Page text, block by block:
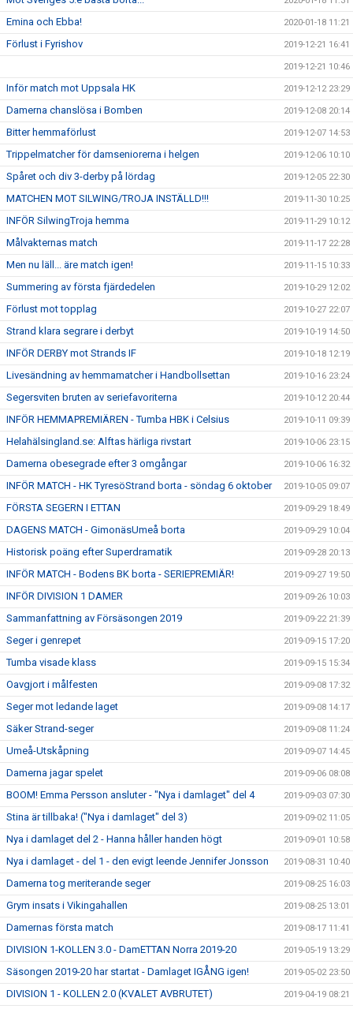
Emina och Ebba! 2020-01-18 11:21
Förlust i Fyrishov 2019-12-21 16:41
2019-12-21 10:46
Inför match mot Uppsala HK 2019-12-12 23:29
Damerna chanslösa i Bomben 2019-12-08 20:14
Bitter hemmaförlust 2019-12-07 14:53
Trippelmatcher för damseniorerna i helgen 2019-12-06 10:10
Spåret och div 3-derby på lördag 2019-12-05 22:30
MATCHEN MOT SILWING/TROJA INSTÄLLD!!! 2019-11-30 10:25
INFÖR SilwingTroja hemma 2019-11-29 10:12
Målvakternas match 2019-11-17 22:28
Men nu läll... äre match igen! 2019-11-15 10:33
Summering av första fjärdedelen 2019-10-29 12:02
Förlust mot topplag 2019-10-27 22:07
Strand klara segrare i derbyt 2019-10-19 14:50
INFÖR DERBY mot Strands IF 2019-10-18 12:19
Livesändning av hemmamatcher i Handbollsettan 2019-10-16 23:24
Segersviten bruten av seriefavoriterna 2019-10-12 20:44
INFÖR HEMMAPREMIÄREN - Tumba HBK i Celsius 2019-10-11 09:39
Helahälsingland.se: Alftas härliga rivstart 2019-10-06 23:15
Damerna obesegrade efter 3 omgångar 2019-10-06 16:32
INFÖR MATCH - HK TyresöStrand borta - söndag 6 oktober 2019-10-05 09:07
FÖRSTA SEGERN I ETTAN 2019-09-29 18:49
DAGENS MATCH - GimonäsUmeå borta 2019-09-29 10:04
Historisk poäng efter Superdramatik 2019-09-28 20:13
INFÖR MATCH - Bodens BK borta - SERIEPREMIÄR! 2019-09-27 19:50
INFÖR DIVISION 1 DAMER 2019-09-26 10:03
Sammanfattning av Försäsongen 2019 2019-09-22 21:39
Seger i genrepet 2019-09-15 17:20
Tumba visade klass 2019-09-15 15:34
Oavgjort i målfesten 2019-09-08 17:32
Seger mot ledande laget 2019-09-08 14:17
Säker Strand-seger 2019-09-08 11:24
Umeå-Utskåpning 2019-09-07 14:45
Damerna jagar spelet 2019-09-06 08:08
BOOM! Emma Persson ansluter - "Nya i damlaget" del 4 2019-09-03 07:30
Stina är tillbaka! ("Nya i damlaget" del 3) 2019-09-02 11:05
Nya i damlaget del 2 - Hanna håller handen högt 2019-09-01 10:58
Nya i damlaget - del 1 - den evigt leende Jennifer Jonsson 2019-08-31 10:40
Damerna tog meriterande seger 2019-08-25 16:03
Grym insats i Vikingahallen 2019-08-25 13:01
Damernas första match 2019-08-17 11:41
DIVISION 1-KOLLEN 3.0 - DamETTAN Norra 2019-20 2019-05-19 13:29
Säsongen 2019-20 har startat - Damlaget IGÅNG igen! 2019-05-02 23:50
DIVISION 1 - KOLLEN 2.0 (KVALET AVBRUTET) 2019-04-19 08:21